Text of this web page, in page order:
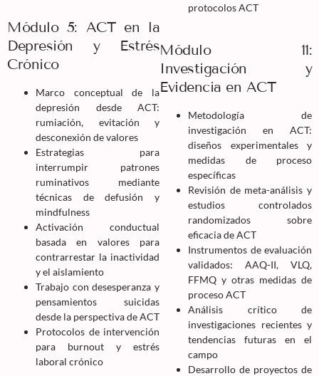
Módulo 5: ACT en la
Depresión y Estrés
Crónico
Marco conceptual de la
depresión desde ACT:
rumiación, evitación y
desconexión de valores
Estrategias para
interrumpir patrones
ruminativos mediante
técnicas de defusión y
mindfulness
Activación conductual
basada en valores para
contrarrestar la inactividad
y el aislamiento
Trabajo con desesperanza y
pensamientos suicidas
desde la perspectiva de ACT
Protocolos de intervención
para burnout y estrés
laboral crónico
protocolos ACT
Módulo 11:
Investigación y
Evidencia en ACT
Metodología de
investigación en ACT:
diseños experimentales y
medidas de proceso
específicas
Revisión de meta-análisis y
estudios controlados
randomizados sobre
eficacia de ACT
Instrumentos de evaluación
validados: AAQ-II, VLQ,
FFMQ y otras medidas de
proceso ACT
Análisis crítico de
investigaciones recientes y
tendencias futuras en el
campo
Desarrollo de proyectos de